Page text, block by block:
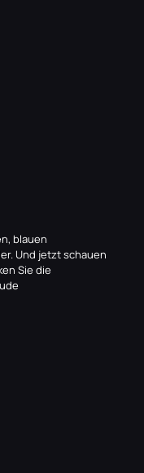
blauen
Und jetzt schauen
Sie die